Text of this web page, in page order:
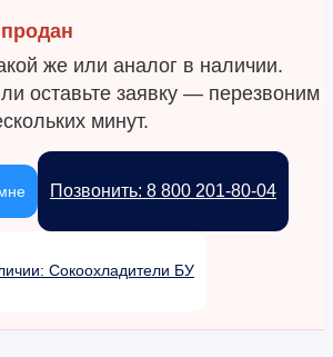
же или аналог в наличии.
оставьте заявку — перезвоним
минут.
Позвонить: 8 800 201-80-04
Сокоохладители БУ